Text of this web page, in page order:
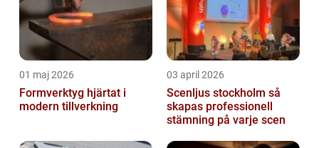
01 maj 2026
Formverktyg hjärtat i
modern tillverkning
03 april 2026
Scenljus stockholm så
skapas professionell
stämning på varje scen